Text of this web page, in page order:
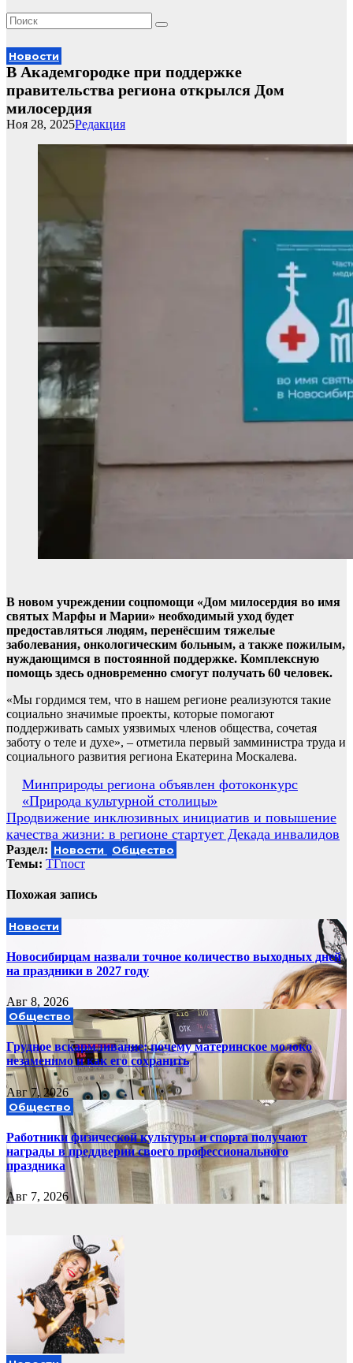
Новости
В Академгородке при поддержке
правительства региона открылся Дом
милосердия
Редакция
Ноя 28, 2025
В новом учреждении соцпомощи «Дом милосердия во имя
святых Марфы и Марии» необходимый уход будет
предоставляться людям, перенёсшим тяжелые
заболевания, онкологическим больным, а также пожилым,
нуждающимся в постоянной поддержке. Комплексную
помощь здесь одновременно смогут получать 60 человек.
«Мы гордимся тем, что в нашем регионе реализуются такие
социально значимые проекты, которые помогают
поддерживать самых уязвимых членов общества, сочетая
заботу о теле и духе», – отметила первый замминистра труда и
социального развития региона Екатерина Москалева.
Навигация
по
записям
Минприроды региона объявлен фотоконкурс
«Природа культурной столицы»
Продвижение инклюзивных инициатив и повышение
качества жизни: в регионе стартует Декада инвалидов
Раздел: Новости Общество
Темы: ТГпост
Похожая запись
Новости
Новосибирцам назвали точное количество выходных дней
на праздники в 2027 году
Авг 8, 2026
Общество
Грудное вскармливание: почему материнское молоко
незаменимо и как его сохранить
Авг 7, 2026
Общество
Работники физической культуры и спорта получают
награды в преддверии своего профессионального
праздника
Авг 7, 2026